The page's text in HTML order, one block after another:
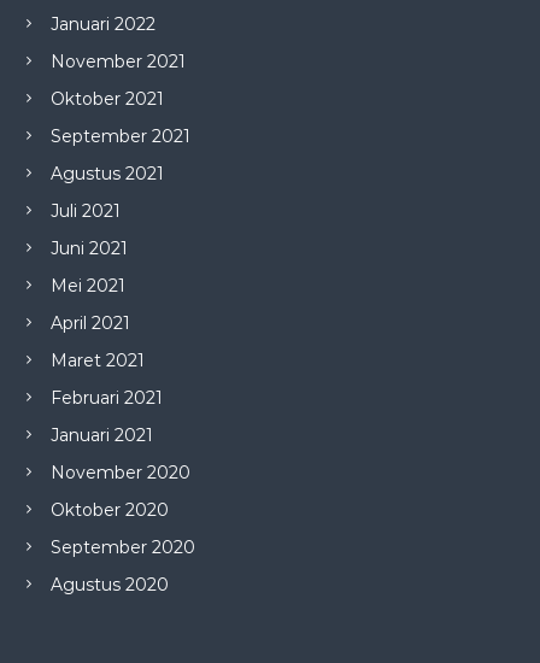
Januari 2022
November 2021
Oktober 2021
September 2021
Agustus 2021
Juli 2021
Juni 2021
Mei 2021
April 2021
Maret 2021
Februari 2021
Januari 2021
November 2020
Oktober 2020
September 2020
Agustus 2020